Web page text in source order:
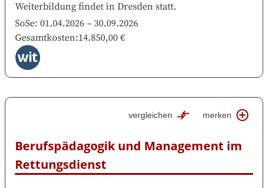
Weiterbildung findet in Dresden statt.
SoSe: 01.04.2026 – 30.09.2026
Gesamtkosten:14.850,00 €
Berufspädagogik und Management im
Rettungsdienst
vergleichen merken